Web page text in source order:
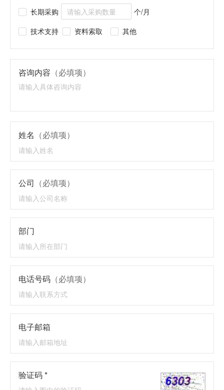
长期采购
个/月
技术支持
资料索取 其他
咨询内容 （必填项）
姓名 （必填项）
公司 （必填项）
部门
电话号码 （必填项）
电子邮箱
验证码 *